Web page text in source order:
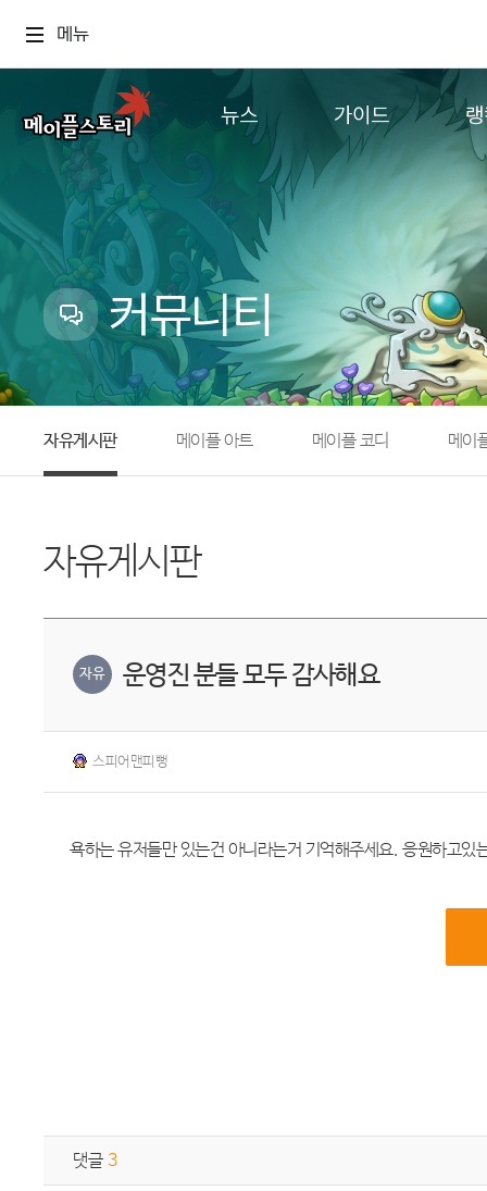
메뉴
뉴스
업데이트
이벤트
캐시샵 공지
메이플 알림판
with maple
가이드
추가정보
컨텐
커뮤니티
자유게시판 메이플 아트 메이플 코디 메이
자유게시판
자유 운영진 분들 모두 감사해요
스피어맨피뻥
욕하는 유저들만 있는건 아니라는거 기억해주세요. 응원하고있
댓글 3